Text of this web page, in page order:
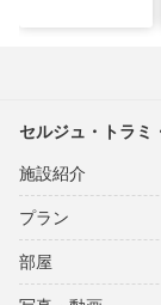
セルジュ・トラミ
施設紹介
プラン
部屋